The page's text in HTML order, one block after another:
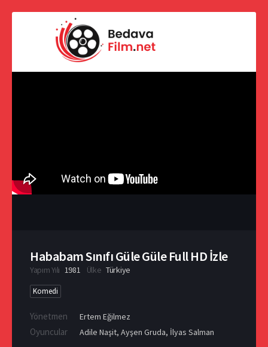
Hababam Sınıfı Güle Güle Full HD İzle
Yapım Yılı 1981 Ülke Türkiye
Komedi
Yönetmen Ertem Eğilmez
Oyuncular Adile Naşit, Ayşen Gruda, İlyas Salman